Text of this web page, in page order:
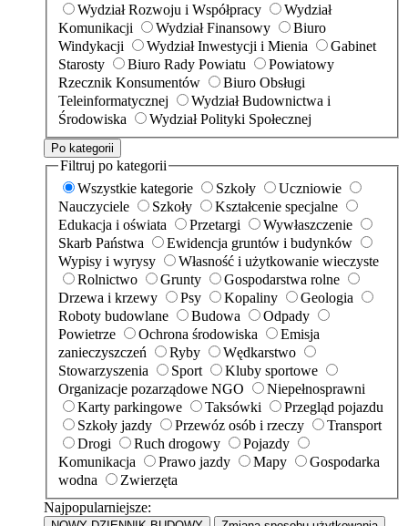
Wydział Rozwoju i Współpracy
Wydział
Komunikacji
Wydział Finansowy
Biuro
Windykacji
Wydział Inwestycji i Mienia
Gabinet
Starosty
Biuro Rady Powiatu
Powiatowy
Rzecznik Konsumentów
Biuro Obsługi
Teleinformatycznej
Wydział Budownictwa i
Środowiska
Wydział Polityki Społecznej
Po kategorii
Filtruj po kategorii
Wszystkie kategorie
Szkoły
Uczniowie
Nauczyciele
Szkoły
Kształcenie specjalne
Edukacja i oświata
Przetargi
Wywłaszczenie
Skarb Państwa
Ewidencja gruntów i budynków
Wypisy i wyrysy
Własność i użytkowanie wieczyste
Rolnictwo
Grunty
Gospodarstwa rolne
Drzewa i krzewy
Psy Kopaliny
Geologia
Roboty budowlane
Budowa
Odpady
Powietrze
Ochrona środowiska
Emisja
zanieczyszczeń
Ryby
Wędkarstwo
Stowarzyszenia
Sport
Kluby sportowe
Organizacje pozarządowe NGO
Niepełnosprawni
Karty parkingowe
Taksówki
Przegląd pojazdu
Szkoły jazdy
Przewóz osób i rzeczy
Transport
Drogi
Ruch drogowy
Pojazdy
Komunikacja
Prawo jazdy Mapy
Gospodarka
wodna
Zwierzęta
Najpopularniejsze: